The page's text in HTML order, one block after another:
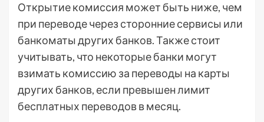
Открытие комиссия может быть ниже, чем
при переводе через сторонние сервисы или
банкоматы других банков. Также стоит
учитывать, что некоторые банки могут
взимать комиссию за переводы на карты
других банков, если превышен лимит
бесплатных переводов в месяц.